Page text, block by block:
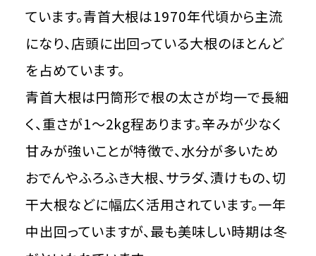
ています。青首大根は1970年代頃から主流
になり、店頭に出回っている大根のほとんど
を占めています。
青首大根は円筒形で根の太さが均一で長細
く、重さが1～2kg程あります。辛みが少なく
甘みが強いことが特徴で、水分が多いため
おでんやふろふき大根、サラダ、漬けもの、切
干大根などに幅広く活用されています。一年
中出回っていますが、最も美味しい時期は冬